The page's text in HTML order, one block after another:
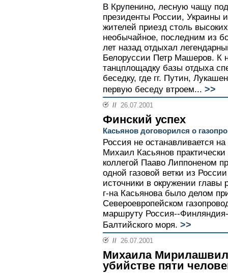
В Крупенино, лесную чащу
президенты России, Украины
жителей приезд столь
необычайное, последним из
лет назад отдыхал
Белоруссии Петр Машеров. К
танцплощадку базы отдыха
беседку, где гг. Путин,
первую беседу втроем... >>
// 26.07.2001
Финский успех
Касьянов договорился о
Россия не останавливается
Михаил Касьянов
коллегой Пааво Липпоненом
одной газовой ветки из
источники в окружении главы
г-на Касьянова было делом
Североевропейском
маршруту Россия--
Балтийского моря. >>
// 26.07.2001
Михаила
убийстве пяти